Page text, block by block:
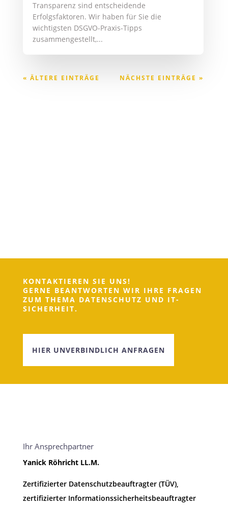
Transparenz sind entscheidende
Erfolgsfaktoren. Wir haben für Sie die
wichtigsten DSGVO-Praxis-Tipps
zusammengestellt,...
« ÄLTERE EINTRÄGE NÄCHSTE EINTRÄGE »
KONTAKTIEREN SIE UNS!
GERNE BEANTWORTEN WIR IHRE FRAGEN
ZUM THEMA DATENSCHUTZ UND IT-
SICHERHEIT.
HIER UNVERBINDLICH ANFRAGEN
Ihr Ansprechpartner
Yanick Röhricht LL.M.
Zertifizierter Datenschutzbeauftragter (TÜV),
zertifizierter Informationssicherheitsbeauftragter